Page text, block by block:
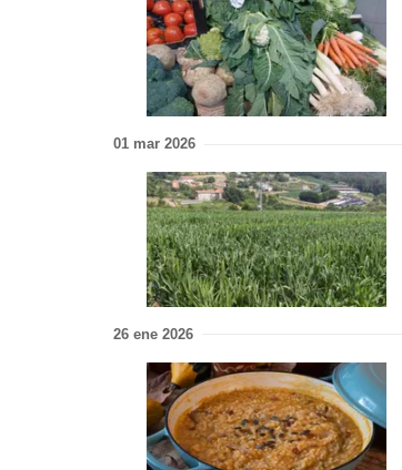
01 mar 2026
26 ene 2026